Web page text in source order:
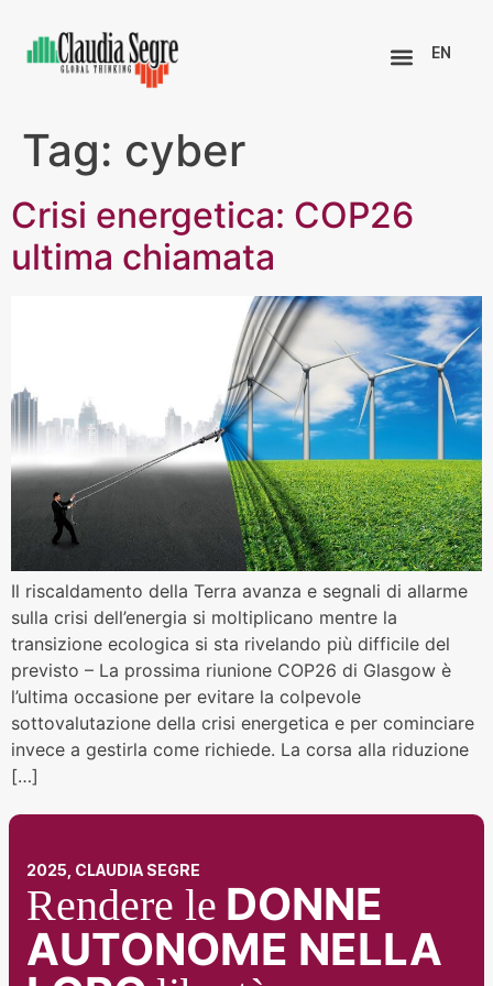
EN
Tag: cyber
Crisi energetica: COP26
ultima chiamata
Il riscaldamento della Terra avanza e segnali di allarme
sulla crisi dell’energia si moltiplicano mentre la
transizione ecologica si sta rivelando più difficile del
previsto – La prossima riunione COP26 di Glasgow è
l’ultima occasione per evitare la colpevole
sottovalutazione della crisi energetica e per cominciare
invece a gestirla come richiede. La corsa alla riduzione
[…]
2025, CLAUDIA SEGRE
Rendere le DONNE
AUTONOME NELLA